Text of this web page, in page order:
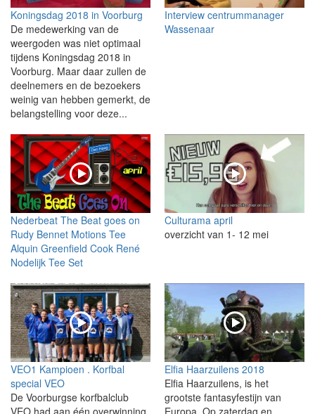
Koningsdag 2018 in Voorburg
De medewerking van de
weergoden was niet optimaal
tijdens Koningsdag 2018 in
Voorburg. Maar daar zullen de
deelnemers en de bezoekers
weinig van hebben gemerkt, de
belangstelling voor deze...
Interview centrummanager
Wassenaar
Nederbeat The Beat goes on
Rudy Bennet Motions Tee
Alquin Greenfield Cook René
Nodelijk Tee Set
Culturama april
overzicht van 1- 12 mei
VEO1 Kampioen . Korfbal
special VEO
De Voorburgse korfbalclub
VEO had aan één overwinning
Elfia Haarzuilens 2018
Elfia Haarzuilens, is het
grootste fantasyfestijn van
Europa. Op zaterdag en